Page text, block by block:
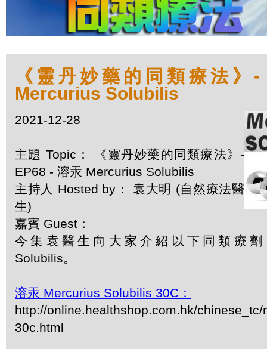
《靈丹妙藥的同類療法》-
Mercurius Solubilis
2021-12-28
主題 Topic： 《靈丹妙藥的同類療法》-
EP68 - 溶汞 Mercurius Solubilis
主持人 Hosted by： 袁大明 (自然療法醫
生)
嘉賓 Guest：
今集袁醫生向大家介紹以下同類療劑
Solubilis。
溶汞 Mercurius Solubilis 30C：
http://online.healthshop.com.hk/
30c.html